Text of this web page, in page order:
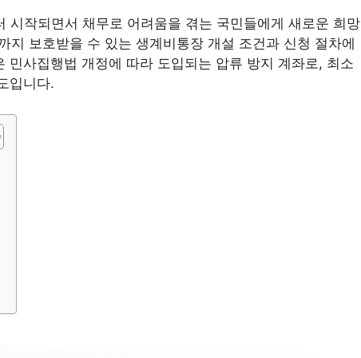
시작되면서 채무로 어려움을 겪는 국민들에게 새로운 희망
지 보호받을 수 있는 생계비통장 개설 조건과 신청 절차에
민사집행법 개정에 따라 도입되는 압류 방지 계좌로, 최소
입니다.